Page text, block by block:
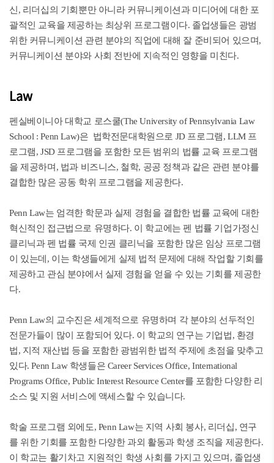
신, 리더십의 기회뿐만 아니라 커뮤니케이션과 미디어에 대한 포
괄적인 교육을 제공하는 최상위 프로그램이다. 졸업생들은 광범
위한 커뮤니케이션 관련 분야의 직업에 대해 잘 준비되어 있으며,
커뮤니케이션 분야와 사회 전반에 지속적인 영향을 미친다.
Law
펜실베이니아 대학교 로스쿨(The University of Pennsylvania Law
School : Penn Law)은 법학전문대학원으로 JD 프로그램, LLM 프
로그램, JSD 프로그램을 포함한 모든 범위의 법률 교육 프로그램
을 제공하며, 법과 비즈니스, 철학, 공공 정책과 같은 관련 분야를
결합한 많은 공동 학위 프로그램을 제공한다.
Penn Law는 엄격한 학문과 실제 경험을 결합한 법률 교육에 대한
혁신적인 접근법으로 유명하다. 이 학교에는 펜 법률 기업가정신
클리닉과 펜 법률 국제 인권 클리닉을 포함한 많은 임상 프로그램
이 있는데, 이는 학생들에게 실제 법적 문제에 대해 작업할 기회를
제공하고 관심 분야에서 실제 경험을 얻을 수 있는 기회를 제공한
다.
Penn Law의 교수진은 세계적으로 유명하며 각 분야의 선두적인
전문가들이 많이 포함되어 있다. 이 학교의 연구는 기업법, 환경
법, 지적 재산법 등을 포함한 광범위한 법적 주제에 초점을 맞추고
있다. Penn Law 학생들은 Career Services Office, International
Programs Office, Public Interest Resource Center를 포함한 다양한 리
소스 및 지원 서비스에 액세스할 수 있습니다.
학술 프로그램 외에도, Penn Law는 지역 사회 봉사, 리더십, 연구
를 위한 기회를 포함한 다양한 과외 활동과 학생 조직을 제공한다.
이 학교는 활기차고 지원적인 학생 사회를 가지고 있으며, 졸업생